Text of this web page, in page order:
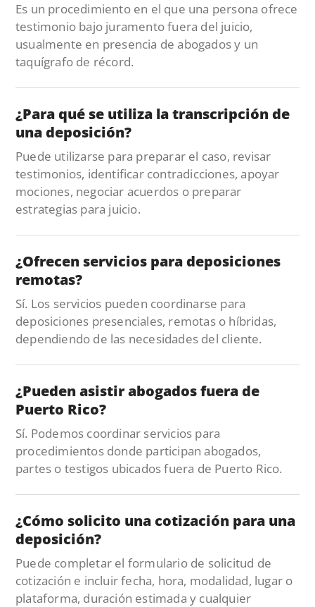
Es un procedimiento en el que una persona ofrece
testimonio bajo juramento fuera del juicio,
usualmente en presencia de abogados y un
taquígrafo de récord.
¿Para qué se utiliza la transcripción de
una deposición?
Puede utilizarse para preparar el caso, revisar
testimonios, identificar contradicciones, apoyar
mociones, negociar acuerdos o preparar
estrategias para juicio.
¿Ofrecen servicios para deposiciones
remotas?
Sí. Los servicios pueden coordinarse para
deposiciones presenciales, remotas o híbridas,
dependiendo de las necesidades del cliente.
¿Pueden asistir abogados fuera de
Puerto Rico?
Sí. Podemos coordinar servicios para
procedimientos donde participan abogados,
partes o testigos ubicados fuera de Puerto Rico.
¿Cómo solicito una cotización para una
deposición?
Puede completar el formulario de solicitud de
cotización e incluir fecha, hora, modalidad, lugar o
plataforma, duración estimada y cualquier